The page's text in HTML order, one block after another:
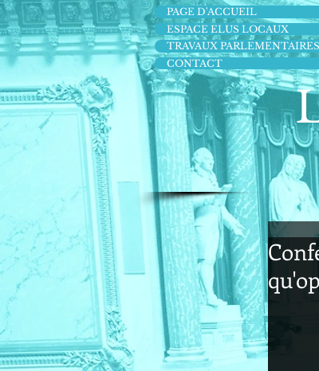
PAGE D'ACCUEIL
ESPACE ELUS LOCAUX
TRAVAUX PARLEMENTAIRES
CONTACT